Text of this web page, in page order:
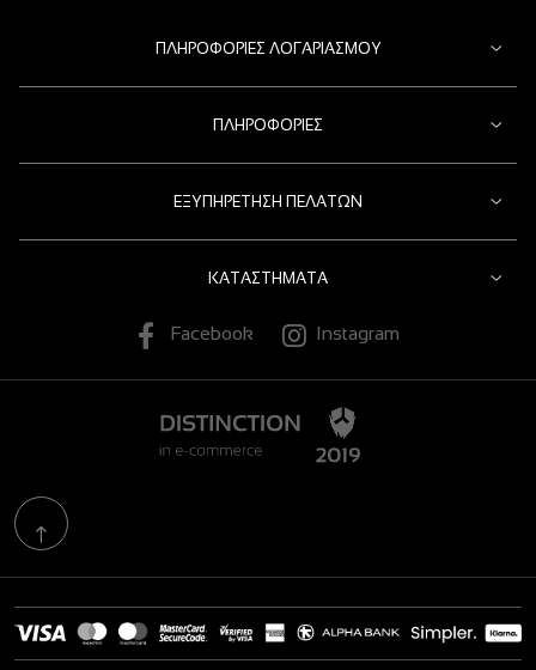
ΠΛΗΡΟΦΟΡΊΕΣ ΛΟΓΑΡΙΑΣΜΟΎ
ΠΛΗΡΟΦΟΡΊΕΣ
ΕΞΥΠΗΡΈΤΗΣΗ ΠΕΛΑΤΏΝ
ΚΑΤΑΣΤΉΜΑΤΑ
Facebook Instagram